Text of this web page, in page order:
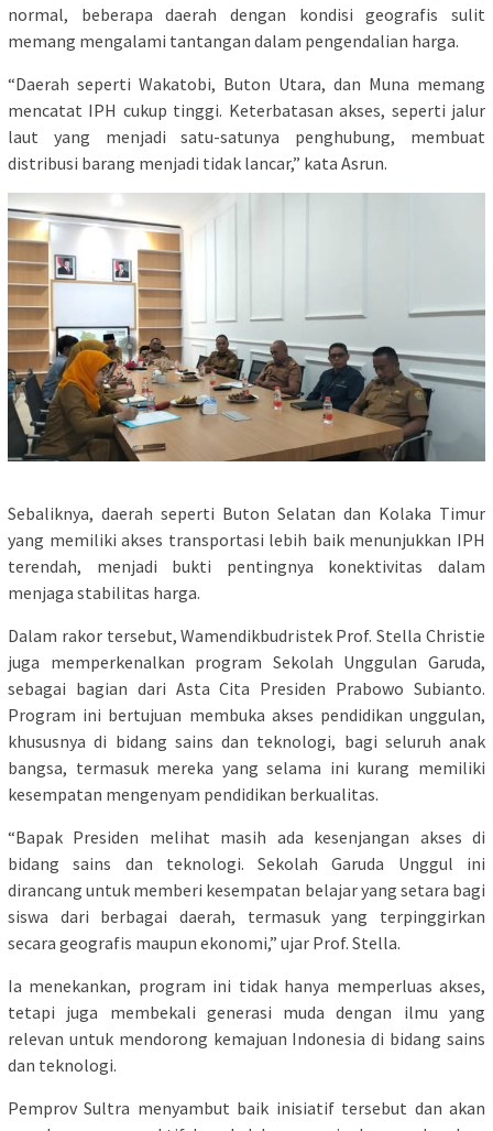
normal, beberapa daerah dengan kondisi geografis sulit
memang mengalami tantangan dalam pengendalian harga.
“Daerah seperti Wakatobi, Buton Utara, dan Muna memang
mencatat IPH cukup tinggi. Keterbatasan akses, seperti jalur
laut yang menjadi satu-satunya penghubung, membuat
distribusi barang menjadi tidak lancar,” kata Asrun.
Sebaliknya, daerah seperti Buton Selatan dan Kolaka Timur
yang memiliki akses transportasi lebih baik menunjukkan IPH
terendah, menjadi bukti pentingnya konektivitas dalam
menjaga stabilitas harga.
Dalam rakor tersebut, Wamendikbudristek Prof. Stella Christie
juga memperkenalkan program Sekolah Unggulan Garuda,
sebagai bagian dari Asta Cita Presiden Prabowo Subianto.
Program ini bertujuan membuka akses pendidikan unggulan,
khususnya di bidang sains dan teknologi, bagi seluruh anak
bangsa, termasuk mereka yang selama ini kurang memiliki
kesempatan mengenyam pendidikan berkualitas.
“Bapak Presiden melihat masih ada kesenjangan akses di
bidang sains dan teknologi. Sekolah Garuda Unggul ini
dirancang untuk memberi kesempatan belajar yang setara bagi
siswa dari berbagai daerah, termasuk yang terpinggirkan
secara geografis maupun ekonomi,” ujar Prof. Stella.
Ia menekankan, program ini tidak hanya memperluas akses,
tetapi juga membekali generasi muda dengan ilmu yang
relevan untuk mendorong kemajuan Indonesia di bidang sains
dan teknologi.
Pemprov Sultra menyambut baik inisiatif tersebut dan akan